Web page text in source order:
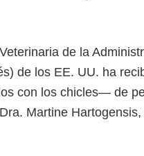
de la
de los EE. UU. ha
con los chicles— de
Martine